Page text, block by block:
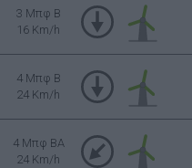
3 Μπφ B
16 Km/h
4 Μπφ B
24 Km/h
4 Μπφ BA
24 Km/h